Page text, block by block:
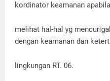
kordinator keamanan
melihat hal-hal yg
dengan keamanan dan
lingkungan RT. 06.